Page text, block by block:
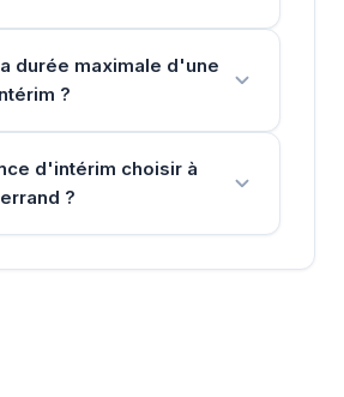
durée maximale d'une
?
d'intérim choisir à
?